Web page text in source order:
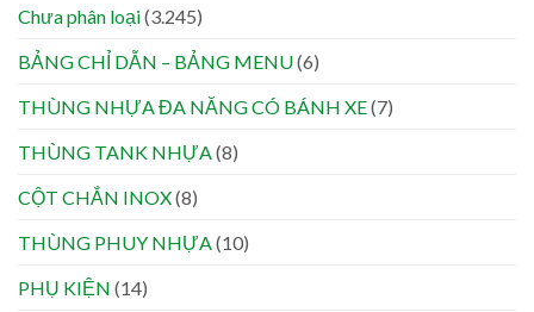
Chưa phân loại(3.245)
BẢNG CHỈ DẪN – BẢNG MENU(6)
THÙNG NHỰA ĐA NĂNG CÓ BÁNH XE(7)
THÙNG TANK NHỰA (8)
CỘT CHẮN INOX(8)
THÙNG PHUY NHỰA (10)
PHỤ KIỆN (14)